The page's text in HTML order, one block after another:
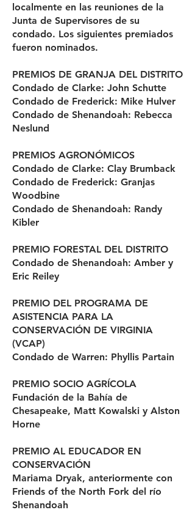
localmente en las reuniones de la
Junta de Supervisores de su
condado. Los siguientes premiados
fueron nominados.
PREMIOS DE GRANJA DEL DISTRITO
Condado de Clarke: John Schutte
Condado de Frederick: Mike Hulver
Condado de Shenandoah: Rebecca
Neslund
PREMIOS AGRONÓMICOS
Condado de Clarke: Clay Brumback
Condado de Frederick: Granjas
Woodbine
Condado de Shenandoah: Randy
Kibler
PREMIO FORESTAL DEL DISTRITO
Condado de Shenandoah: Amber y
Eric Reiley
PREMIO DEL PROGRAMA DE
ASISTENCIA PARA LA
CONSERVACIÓN DE VIRGINIA
(VCAP)
Condado de Warren: Phyllis Partain
PREMIO SOCIO AGRÍCOLA
Fundación de la Bahía de
Chesapeake, Matt Kowalski y Alston
Horne
PREMIO AL EDUCADOR EN
CONSERVACIÓN
Mariama Dryak, anteriormente con
Friends of the North Fork del río
Shenandoah